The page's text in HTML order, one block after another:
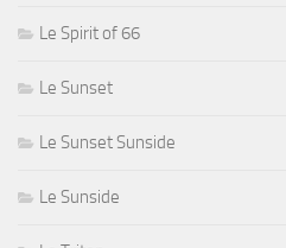
Le Spirit of 66
Le Sunset
Le Sunset Sunside
Le Sunside